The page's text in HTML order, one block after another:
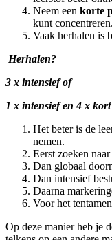
Neem een korte
kunt concentreren.
Vaak herhalen is
Herhalen?
3 x intensief of
1 x intensief en 4 x kort
Het beter is de
nemen.
Eerst zoeken
Dan globaal
Dan intensief
Daarna
Voor het
Op deze manier heb je